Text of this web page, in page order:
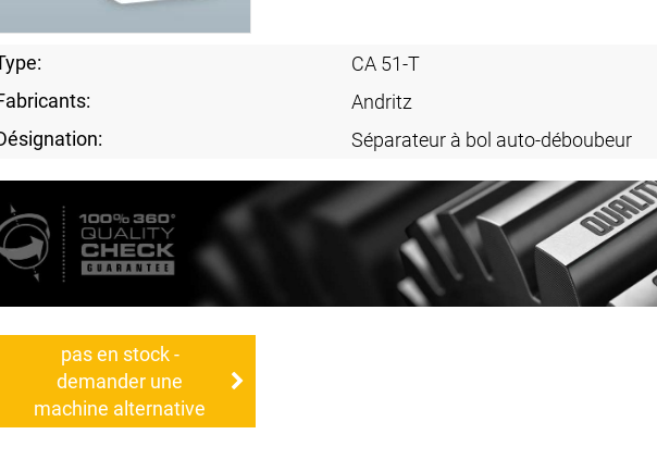
CA 51-T
Andritz
Séparateur à bol auto-déboubeur
pas en stock -
demander une
machine alternative